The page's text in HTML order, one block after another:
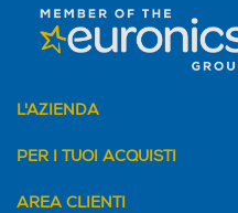
L'AZIENDA
PER I TUOI ACQUISTI
AREA CLIENTI